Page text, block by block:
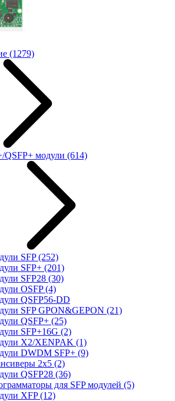
(1279)
QSFP+ модули (614)
SFP(252)
SFP+ (201)
SFP28 (30)
OSFP(4)
QSFP56-DD
SFP GPON&GEPON (21)
QSFP+ (25)
SFP+16G (2)
X2/XENPAK (1)
DWDM SFP+ (9)
2x5 (2)
QSFP28 (36)
для SFP модулей (5)
XFP(12)